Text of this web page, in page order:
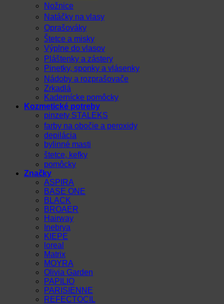
Nožnice
Natáčky na vlasy
Oprašováky
Štetce a misky
Výplne do vlasov
Pláštenky a zástery
Pinetky, sponky a vlásenky
Nádoby a rozprašovače
Zrkadlá
Kadernícke pomôcky
Kozmetické potreby
pinzety STALEKS
farby na obočie a peroxidy
depilácia
bylinné masti
štetce, kefky
pomôcky
Značky
ASPIRA
BASE ONE
BLACK
BROAER
Hairway
Inebrya
KIEPE
loreal
Matrix
MOYRA
Olivia Garden
PAPILIO
PARISIENNE
REFECTOCIL